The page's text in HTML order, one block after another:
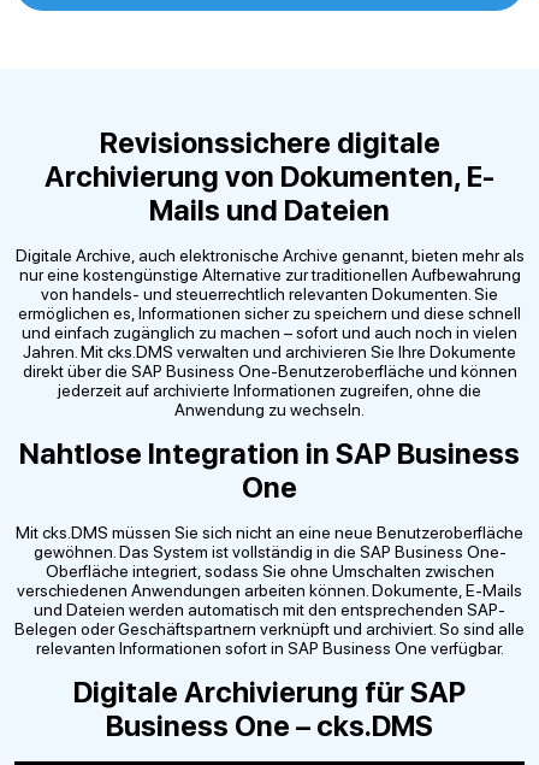
Revisionssichere digitale
Archivierung von Dokumenten, E-
Mails und Dateien
Digitale Archive, auch elektronische Archive genannt, bieten mehr als
nur eine kostengünstige Alternative zur traditionellen Aufbewahrung
von handels- und steuerrechtlich relevanten Dokumenten. Sie
ermöglichen es, Informationen sicher zu speichern und diese schnell
und einfach zugänglich zu machen – sofort und auch noch in vielen
Jahren. Mit cks.DMS verwalten und archivieren Sie Ihre Dokumente
direkt über die SAP Business One-Benutzeroberfläche und können
jederzeit auf archivierte Informationen zugreifen, ohne die
Anwendung zu wechseln.
Nahtlose Integration in SAP Business
One
Mit cks.DMS müssen Sie sich nicht an eine neue Benutzeroberfläche
gewöhnen. Das System ist vollständig in die SAP Business One-
Oberfläche integriert, sodass Sie ohne Umschalten zwischen
verschiedenen Anwendungen arbeiten können. Dokumente, E-Mails
und Dateien werden automatisch mit den entsprechenden SAP-
Belegen oder Geschäftspartnern verknüpft und archiviert. So sind alle
relevanten Informationen sofort in SAP Business One verfügbar.
Digitale Archivierung für SAP
Business One – cks.DMS